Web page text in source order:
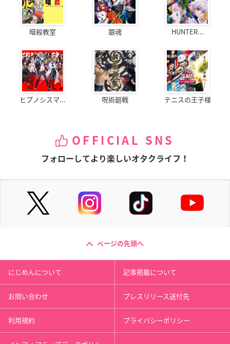
暗殺教室 銀魂 HUNTER...
ヒプノシスマ... 呪術廻戦 テニスの王子様
OFFICIAL SNS
フォローしてより楽しいオタクライフ！
ページの先頭へ
にじめんについて 記事掲載について
お問い合わせ プレスリリース送付先
利用規約 プライバシーポリシー